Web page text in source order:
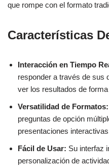
que rompe con el formato
Características
Interacción en Tiempo
responder a través de sus
ver los resultados de
Versatilidad de Formatos:
preguntas de opción
presentaciones
Fácil de Usar: Su interfaz
personalización de